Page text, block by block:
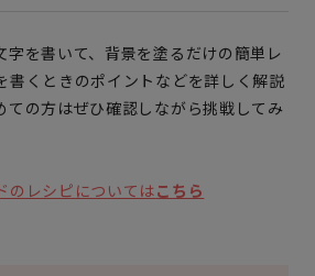
字を書いて、背景を塗るだけの簡単レ
書くときのポイントなどを詳しく解説
ての方はぜひ確認しながら挑戦してみ
のレシピについてはこちら